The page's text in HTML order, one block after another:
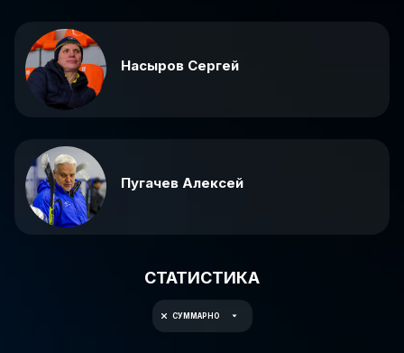
Насыров Сергей
Пугачев Алексей
СТАТИСТИКА
СУММАРНО